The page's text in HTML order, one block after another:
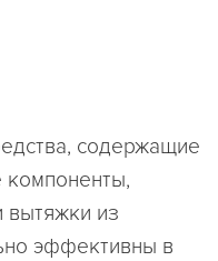
содержащие
из
эффективны в